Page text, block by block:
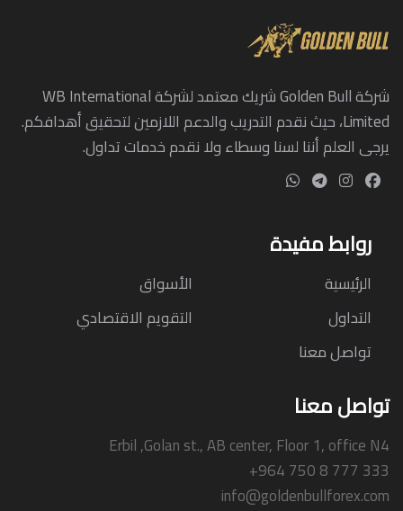
شركة Golden Bull شريك معتمد لشركة WB International
Limited، حيث نقدم التدريب والدعم اللازمين لتحقيق أهدافكم.
يرجى العلم أننا لسنا وسطاء ولا نقدم خدمات تداول.
روابط مفيدة
الرئيسية
الأسواق
التداول
التقويم الاقتصادي
تواصل معنا
تواصل معنا
Erbil ,Golan st., AB center, Floor 1, office N4
+964 750 8 777 333
info@goldenbullforex.com